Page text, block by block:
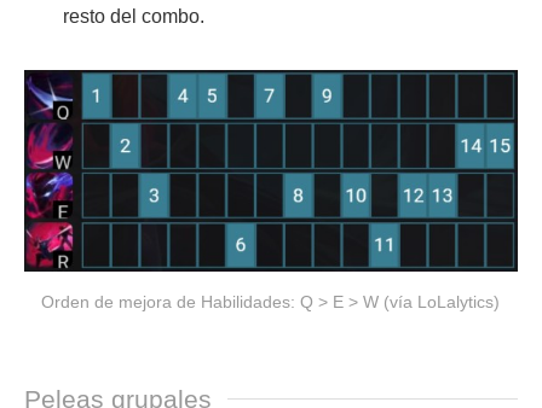
resto del combo.
Orden de mejora de Habilidades: Q > E > W (vía LoLalytics)
Peleas grupales